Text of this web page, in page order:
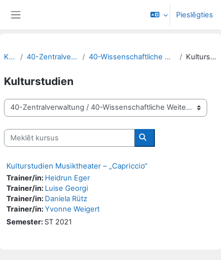
Pieslēgties
Kursi 40-Zentralverwaltung 40-Wissenschaftliche Weiterbildung Kulturstudien
Kulturstudien
Kursu kategorijas
Meklēt kursus
Meklēt kursus
Kulturstudien Musiktheater – „Capriccio“
Trainer/in: Heidrun Eger
Trainer/in: Luise Georgi
Trainer/in: Daniela Rütz
Trainer/in:Yvonne Weigert
Semester: ST 2021